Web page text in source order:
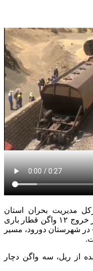
مدیریت بحران استان
لرستان، روز چهارشنبه اعلام کرد: بر اثر خروج ۱۲ واگن قطار باری
شهرستان دورود، مسیر
از ریل، سه واگن دچار